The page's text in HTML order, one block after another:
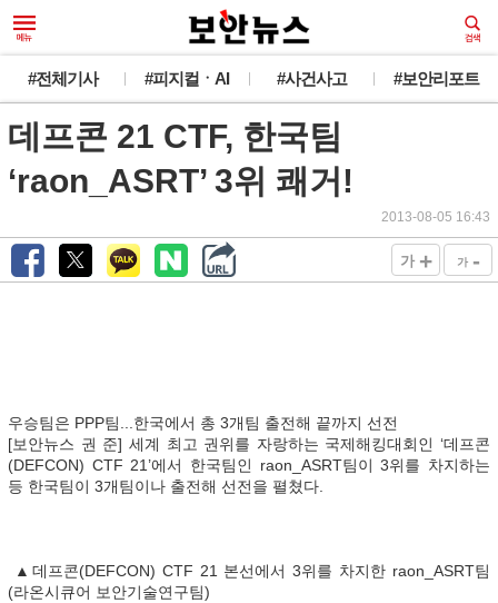
#전체기사 #피지컬ㆍAI #사건사고 #보안리포트
데프콘 21 CTF, 한국팀
‘raon_ASRT’ 3위 쾌거!
2013-08-05 16:43
가 + 가 -
우승팀은 PPP팀...한국에서 총 3개팀 출전해 끝까지 선전
[보안뉴스 권 준] 세계 최고 권위를 자랑하는 국제해킹대회인 ‘데프콘
(DEFCON) CTF 21’에서 한국팀인 raon_ASRT팀이 3위를 차지하는
등 한국팀이 3개팀이나 출전해 선전을 펼쳤다.
▲데프콘(DEFCON) CTF 21 본선에서 3위를 차지한 raon_ASRT팀
(라온시큐어 보안기술연구팀)